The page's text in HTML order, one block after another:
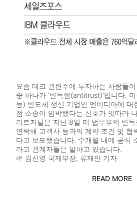
요즘 테크 관련주에 투자하는 사람들
중 하나가 ‘반독점(antitrust)’입니다.
능) 반도체 생산 기업인 엔비디아에 대
점 소송이 임박했다는 신호가 잇따라
리트저널은 지난 8일 미 법무부의 반
연락해 고객사 등과의 계약 조건 및 협
다고 보도했습니다. 수개월 내에 공식
라고 관계자들은 말하고 있습니다.
🌱 김신영 국제부장, 류재민 기자
READ MORE